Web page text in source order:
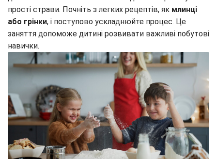
прості страви. Почніть з легких рецептів, як млинці
або грінки, і поступово ускладнюйте процес. Це
заняття допоможе дитині розвивати важливі побутові
навички.